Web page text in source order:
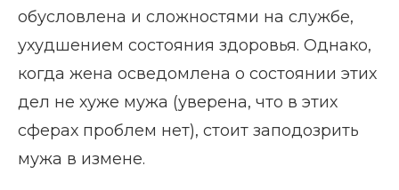
обусловлена и сложностями на службе,
ухудшением состояния здоровья. Однако,
когда жена осведомлена о состоянии этих
дел не хуже мужа (уверена, что в этих
сферах проблем нет), стоит заподозрить
мужа в измене.